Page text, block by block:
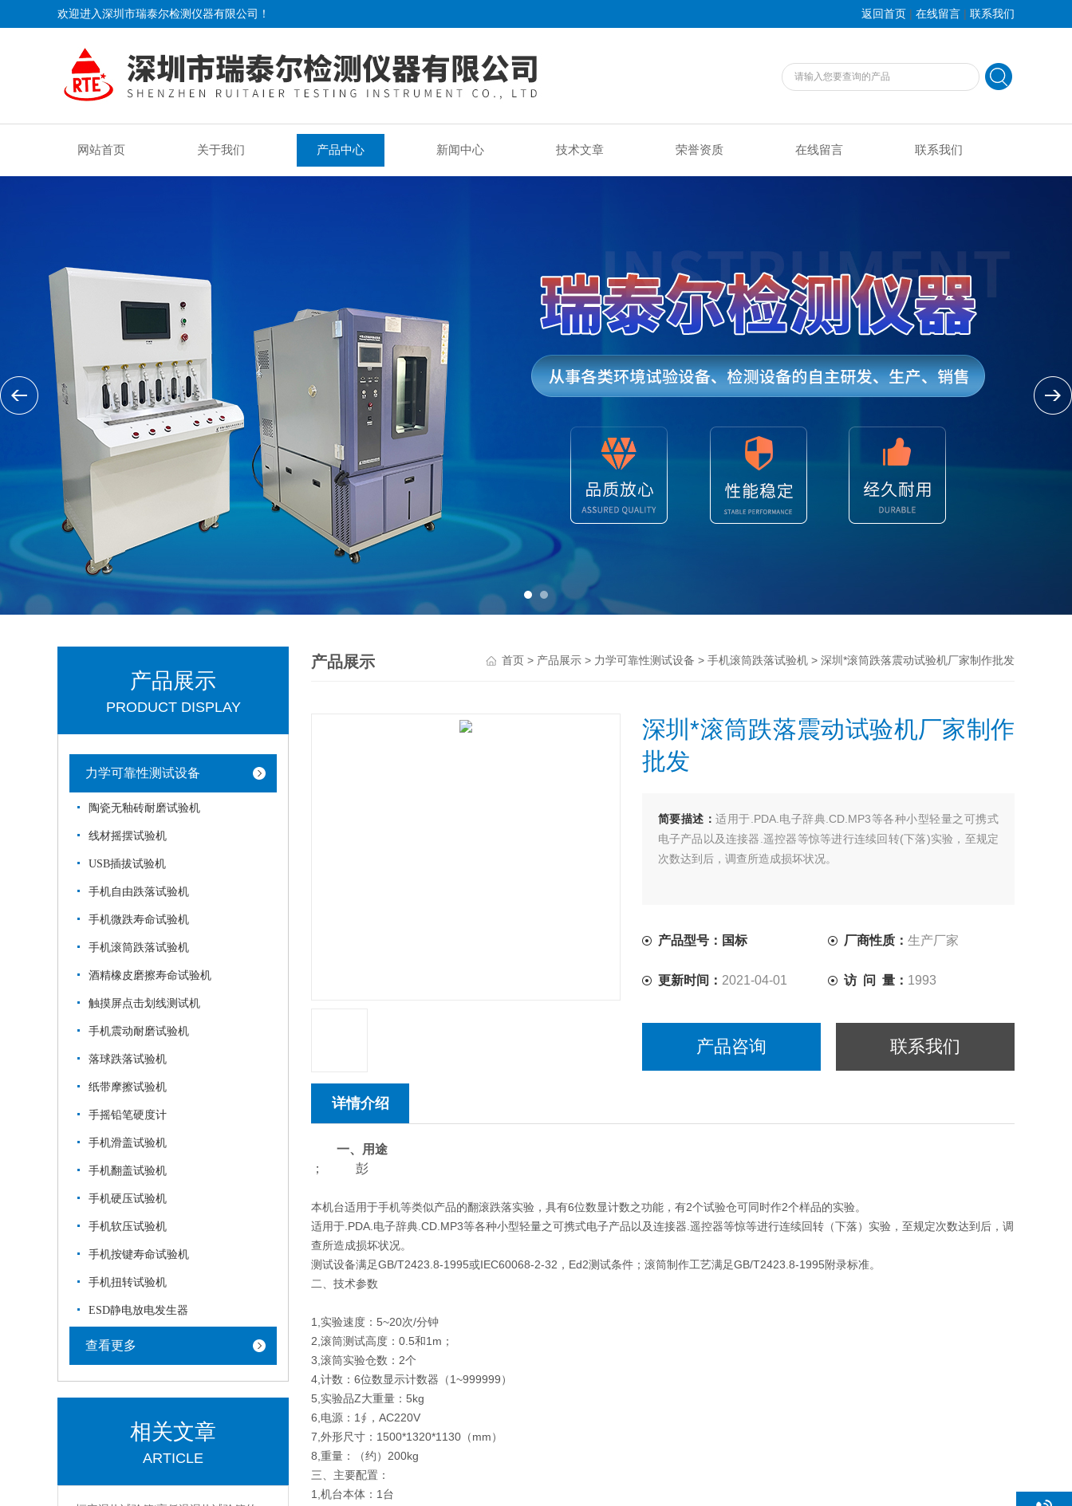
欢迎进入深圳市瑞泰尔检测仪器有限公司！ 返回首页 | 在线留言 | 联系我们
网站首页 关于我们 产品中心 新闻中心 技术文章 荣誉资质 在线留言 联系我们
产品展示
PRODUCT DISPLAY
力学可靠性测试设备
陶瓷无釉砖耐磨试验机
线材摇摆试验机
USB插拔试验机
手机自由跌落试验机
手机微跌寿命试验机
手机滚筒跌落试验机
酒精橡皮磨擦寿命试验机
触摸屏点击划线测试机
手机震动耐磨试验机
落球跌落试验机
纸带摩擦试验机
手摇铅笔硬度计
手机滑盖试验机
手机翻盖试验机
手机硬压试验机
手机软压试验机
手机按键寿命试验机
手机扭转试验机
ESD静电放电发生器
查看更多
相关文章
ARTICLE
产品展示 首页 > 产品展示 > 力学可靠性测试设备 > 手机滚筒跌落试验机 > 深圳*滚筒跌落震动试验机厂家制作批发
深圳*滚筒跌落震动试验机厂家制作
批发
简要描述：适用于.PDA.电子辞典.CD.MP3等各种小型轻量之可携式
电子产品以及连接器.遥控器等惊等进行连续回转(下落)实验，至规定
次数达到后，调查所造成损坏状况。
产品型号：国标 厂商性质：生产厂家
更新时间： 2021-04-01 访 问 量： 1993
产品咨询 联系我们
详情介绍
一、用途
； 彭
本机台适用于手机等类似产品的翻滚跌落实验，具有6位数显计数之功能，有2个试验仓可同时作2个样品的实验。
适用于.PDA.电子辞典.CD.MP3等各种小型轻量之可携式电子产品以及连接器.遥控器等惊等进行连续回转（下落）实验，至规定次数达到后，调
查所造成损坏状况。
测试设备满足GB/T2423.8-1995或IEC60068-2-32，Ed2测试条件；滚筒制作工艺满足GB/T2423.8-1995附录标准。
二、技术参数
1,实验速度：5~20次/分钟
2,滚筒测试高度：0.5和1m；
3,滚筒实验仓数：2个
4,计数：6位数显示计数器（1~999999）
5,实验品Z大重量：5kg
6,电源：1∮，AC220V
7,外形尺寸：1500*1320*1130（mm）
8,重量：（约）200kg
三、主要配置：
1,机台本体：1台